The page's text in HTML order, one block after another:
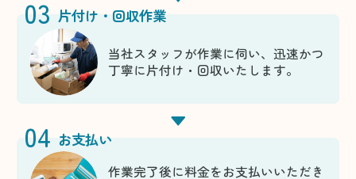
03 片付け・回収作業
当社スタッフが作業に伺い、迅速かつ
丁寧に片付け・回収いたします。
04 お支払い
作業完了後に料金をお支払いいただき